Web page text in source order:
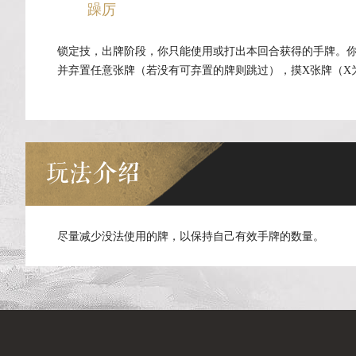
躁厉
锁定技，出牌阶段，你只能使用或打出本回合获得的手牌。
并弃置任意张牌（若没有可弃置的牌则跳过），摸X张牌（
玩法介绍
尽量减少没法使用的牌，以保持自己有效手牌的数量。